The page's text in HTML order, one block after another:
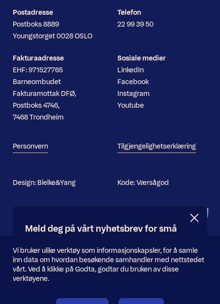
Postadresse
Postboks 8889
Youngstorget 0028 OSLO
Fakturaadresse
EHF: 971527765
Barneombudet
Fakturamottak DFØ,
Postboks 4746,
7468 Trondheim
Personvern
Telefon
22 99 39 50
Sosiale medier
LinkedIn
Facebook
Instagram
Youtube
Tilgjengelighetserklæring
Design: Bielke&Yang Kode:Værsågod
Informasjonskapsler
Vi bruker ulike verktøy som informasjonskapsler, for å samle
inn data om hvordan besøkende samhandler med nettstedet
vårt. Ved å klikke på Godta, godtar du bruken av disse
verktøyene.
Meld deg på vårt nyhetsbrev for små
E-
postadresse
Send inn